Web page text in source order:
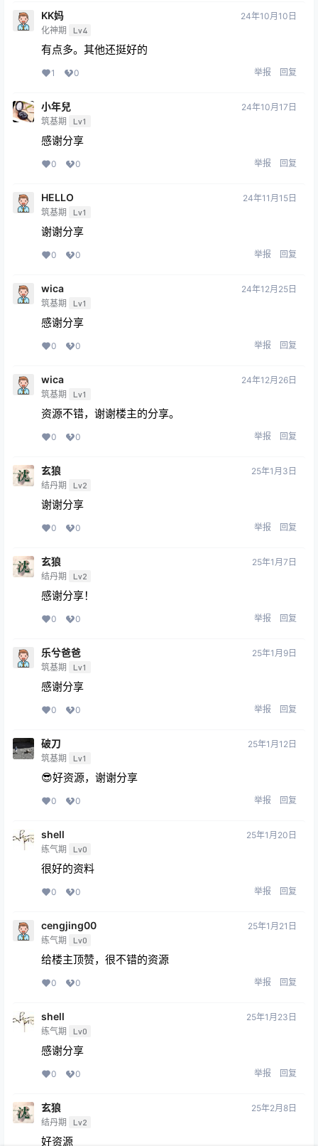
KK妈
化神期 Lv4
24年10月10日
有点多。其他还挺好的
1 0 举报 回复
小年兒
筑基期 Lv1
24年10月17日
感谢分享
0 0 举报 回复
HELLO
筑基期 Lv1
24年11月15日
谢谢分享
0 0 举报 回复
wica
筑基期 Lv1
24年12月25日
感谢分享
0 0 举报 回复
wica
筑基期 Lv1
24年12月26日
资源不错，谢谢楼主的分享。
0 0 举报 回复
玄狼
结丹期 Lv2
25年1月3日
谢谢分享
0 0 举报 回复
玄狼
结丹期 Lv2
25年1月7日
感谢分享！
0 0 举报 回复
乐兮爸爸
筑基期 Lv1
25年1月9日
感谢分享
0 0 举报 回复
破刀
筑基期 Lv1
25年1月12日
😎好资源，谢谢分享
0 0 举报 回复
shell
练气期 Lv0
25年1月20日
很好的资料
0 0 举报 回复
cengjing00
练气期 Lv0
25年1月21日
给楼主顶赞，很不错的资源
0 0 举报 回复
shell
练气期 Lv0
25年1月23日
感谢分享
0 0 举报 回复
玄狼
结丹期 Lv2
25年2月8日
好资源